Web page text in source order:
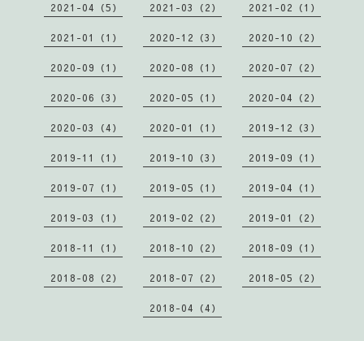
2021-04（5） 2021-03（2） 2021-02（1）
2021-01（1） 2020-12（3） 2020-10（2）
2020-09（1） 2020-08（1） 2020-07（2）
2020-06（3） 2020-05（1） 2020-04（2）
2020-03（4） 2020-01（1） 2019-12（3）
2019-11（1） 2019-10（3） 2019-09（1）
2019-07（1） 2019-05（1） 2019-04（1）
2019-03（1） 2019-02（2） 2019-01（2）
2018-11（1） 2018-10（2） 2018-09（1）
2018-08（2） 2018-07（2） 2018-05（2）
2018-04（4）